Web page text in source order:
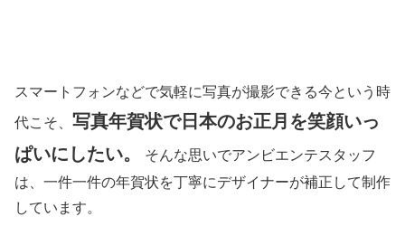
スマートフォンなどで気軽に写真が撮影できる今という時
代こそ、 写真年賀状で日本のお正月を笑顔いっ
ぱいにしたい。
そんな思いでアンビエンテスタッフ
は、一件一件の年賀状を丁寧にデザイナーが補正して制作
しています。